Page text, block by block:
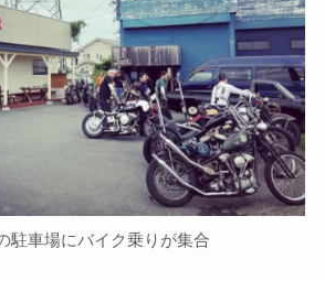
駐車場にバイク乗りが集合